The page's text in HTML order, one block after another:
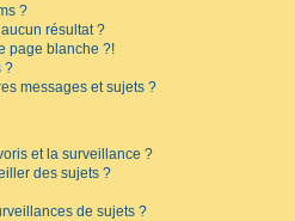
?
résultat ?
page blanche ?!
?
messages et sujets ?
et la surveillance ?
des sujets ?
de sujets ?